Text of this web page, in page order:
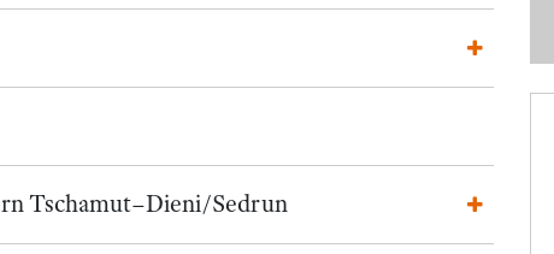
Tschamut–Dieni/Sedrun